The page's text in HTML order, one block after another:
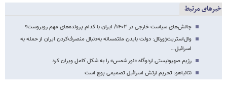
خبرهای مرتبط
چالش‌های سیاست خارجی در ۱۴۰۳/ ایران با کدام پرونده‌های مهم روبروست؟
وال‌استریت‌ژورنال: دولت بایدن ملتمسانه به‌دنبال منصرف‌کردن ایران از حمله به
اسرائیل…
رژیم صهیونیستی اردوگاه «نور شمس» را به شکل کامل ویران کرد
نتانیاهو: تحریم ارتش اسرائیل تصمیمی پوچ است